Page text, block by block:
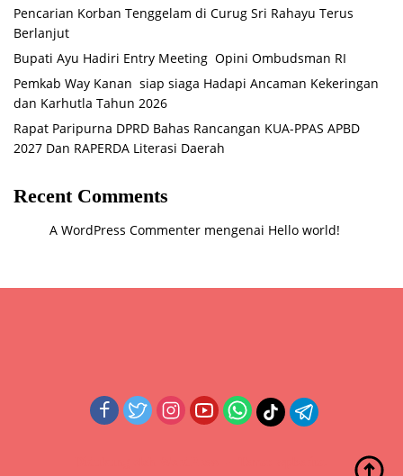
Pencarian Korban Tenggelam di Curug Sri Rahayu Terus
Berlanjut
Bupati Ayu Hadiri Entry Meeting Opini Ombudsman RI
Pemkab Way Kanan siap siaga Hadapi Ancaman Kekeringan
dan Karhutla Tahun 2026
Rapat Paripurna DPRD Bahas Rancangan KUA-PPAS APBD
2027 Dan RAPERDA Literasi Daerah
Recent Comments
A WordPress Commenter mengenai Hello world!